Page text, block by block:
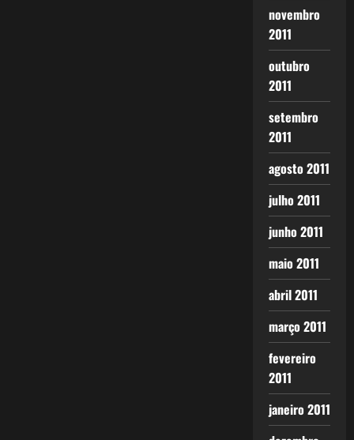
novembro
2011
outubro
2011
setembro
2011
agosto 2011
julho 2011
junho 2011
maio 2011
abril 2011
março 2011
fevereiro
2011
janeiro 2011